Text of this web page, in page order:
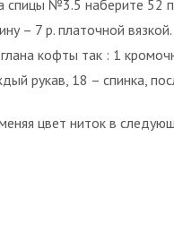
спицы №3.5 наберите 52
– 7 р. платочной
кофты так : 1
рукав, 18 – спинка,
цвет ниток в